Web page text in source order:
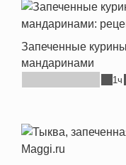
Запеченные
мандаринами
1ч